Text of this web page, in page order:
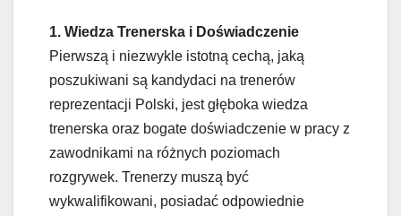
1. Wiedza Trenerska i Doświadczenie
Pierwszą i niezwykle istotną cechą, jaką
poszukiwani są kandydaci na trenerów
reprezentacji Polski, jest głęboka wiedza
trenerska oraz bogate doświadczenie w pracy z
zawodnikami na różnych poziomach
rozgrywek. Trenerzy muszą być
wykwalifikowani, posiadać odpowiednie